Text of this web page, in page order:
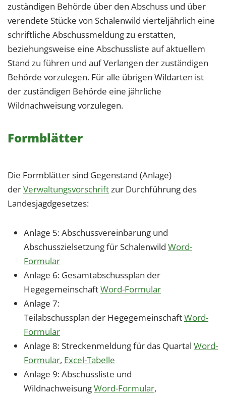
zuständigen Behörde über den Abschuss und über
verendete Stücke von Schalenwild vierteljährlich eine
schriftliche Abschussmeldung zu erstatten,
beziehungsweise eine Abschussliste auf aktuellem
Stand zu führen und auf Verlangen der zuständigen
Behörde vorzulegen. Für alle übrigen Wildarten ist
der zuständigen Behörde eine jährliche
Wildnachweisung vorzulegen.
Formblätter
Die Formblätter sind Gegenstand (Anlage)
derVerwaltungsvorschriftzur Durchführung des
Landesjagdgesetzes:
Anlage 5: Abschussvereinbarung und
Abschusszielsetzung für Schalenwild Word-
Formular
Anlage 6: Gesamtabschussplan der
HegegemeinschaftWord-Formular
Anlage 7:
Teilabschussplan der HegegemeinschaftWord-
Formular
Anlage 8: Streckenmeldung für das Quartal Word-
Formular, Excel-Tabelle
Anlage 9: Abschussliste und
WildnachweisungWord-Formular,